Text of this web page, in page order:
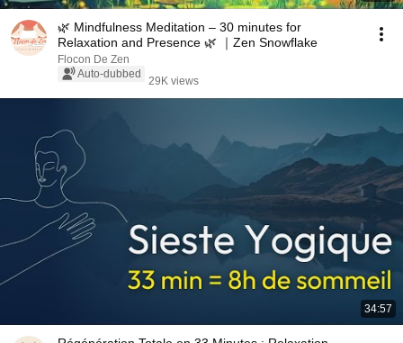
🌿 Mindfulness Meditation – 30 minutes for
Relaxation and Presence 🌿 ｜Zen Snowflake
Flocon De Zen
Auto-dubbed
29K views
34:57